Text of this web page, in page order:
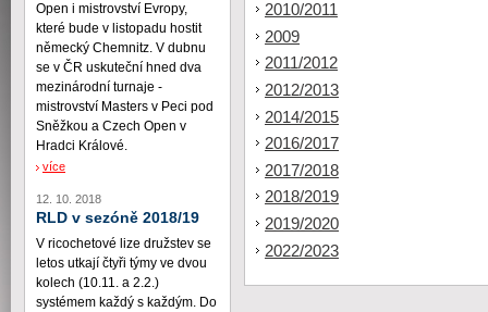
2010/2011
2009
2011/2012
2012/2013
2014/2015
2016/2017
2017/2018
2018/2019
2019/2020
2022/2023
Open i mistrovství Evropy,
které bude v listopadu hostit
německý Chemnitz. V dubnu
se v ČR uskuteční hned dva
mezinárodní turnaje -
mistrovství Masters v Peci pod
Sněžkou a Czech Open v
Hradci Králové.
více
12. 10. 2018
RLD v sezóně 2018/19
V ricochetové lize družstev se
letos utkají čtyři týmy ve dvou
kolech (10.11. a 2.2.)
systémem každý s každým. Do